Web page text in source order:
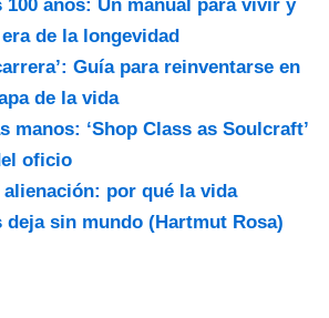
100 años: Un manual para vivir y
de la longevidad
Guía para reinventarse en
de la vida
manos: ‘Shop Class as Soulcraft’
oficio
alienación: por qué la vida
deja sin mundo (Hartmut Rosa)